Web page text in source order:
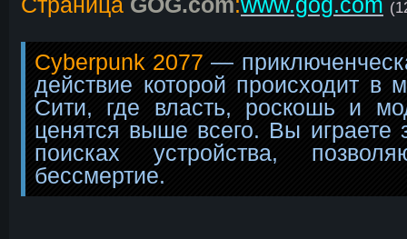
Cyberpunk 2077 —
действие которой происходит в
Сити, где власть, роскошь и
ценятся выше всего. Вы играете
поисках устройства,
бессмертие.